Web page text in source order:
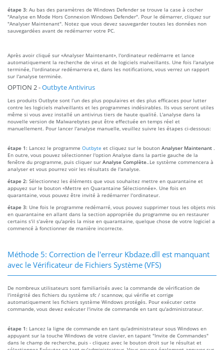
étape 3: Au bas des paramètres de Windows Defender se trouve la case à cocher
"Analyse en Mode Hors Connexion Windows Defender". Pour le démarrer, cliquez sur
"Analyser Maintenant". Notez que vous devez sauvegarder toutes les données non
sauvegardées avant de redémarrer votre PC.
Après avoir cliqué sur «Analyser Maintenant», l'ordinateur redémarre et lance
automatiquement la recherche de virus et de logiciels malveillants. Une fois l'analyse
terminée, l'ordinateur redémarrera et, dans les notifications, vous verrez un rapport
sur l'analyse terminée.
OPTION 2 -Outbyte Antivirus
Les produits Outbyte sont l’un des plus populaires et des plus efficaces pour lutter
contre les logiciels malveillants et les programmes indésirables. Ils vous seront utiles
même si vous avez installé un antivirus tiers de haute qualité. L'analyse dans la
nouvelle version de Malwarebytes peut être effectuée en temps réel et
manuellement. Pour lancer l'analyse manuelle, veuillez suivre les étapes ci-dessous:
étape 1: Lancez le programme Outbyte et cliquez sur le bouton Analyser Maintenant .
En outre, vous pouvez sélectionner l'option Analyse dans la partie gauche de la
fenêtre du programme, puis cliquer sur Analyse Complète..Le système commencera à
analyser et vous pourrez voir les résultats de l'analyse.
étape 2: Sélectionnez les éléments que vous souhaitez mettre en quarantaine et
appuyez sur le bouton «Mettre en Quarantaine Sélectionnée». Une fois en
quarantaine, vous pouvez être invité à redémarrer l'ordinateur.
étape 3: Une fois le programme redémarré, vous pouvez supprimer tous les objets mis
en quarantaine en allant dans la section appropriée du programme ou en restaurer
certains s'il s'avère qu'après la mise en quarantaine, quelque chose de votre logiciel a
commencé à fonctionner de manière incorrecte.
Méthode 5: Correction de l'erreur Kbdaze.dll est manquant
avec le Vérificateur de Fichiers Système (VFS)
De nombreux utilisateurs sont familiarisés avec la commande de vérification de
l'intégrité des fichiers du système sfc / scannow, qui vérifie et corrige
automatiquement les fichiers système Windows protégés. Pour exécuter cette
commande, vous devez exécuter l'invite de commande en tant qu'administrateur.
étape 1: Lancez la ligne de commande en tant qu'administrateur sous Windows en
appuyant sur la touche Windows de votre clavier, en tapant "Invite de Commandes"
dans le champ de recherche, puis - cliquez avec le bouton droit sur le résultat et